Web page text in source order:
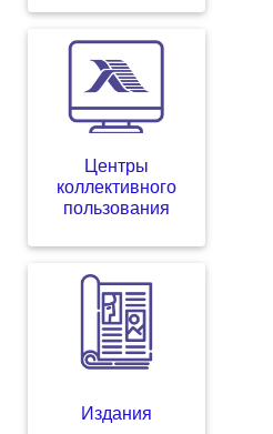
Центры
коллективного
пользования
Издания